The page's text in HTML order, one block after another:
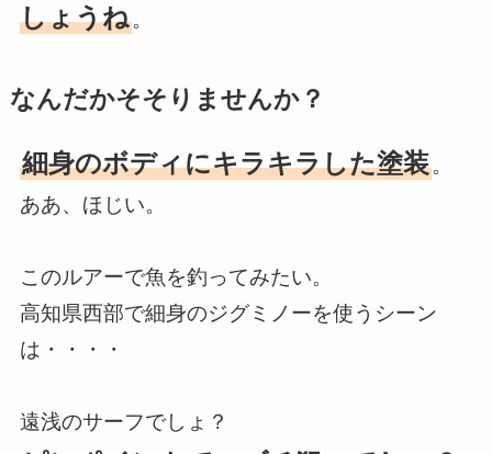
しょうね。
なんだかそそりませんか？
細身のボディにキラキラした塗装。
ああ、ほじい。
このルアーで魚を釣ってみたい。
高知県西部で細身のジグミノーを使うシーン
は・・・・
遠浅のサーフでしょ？